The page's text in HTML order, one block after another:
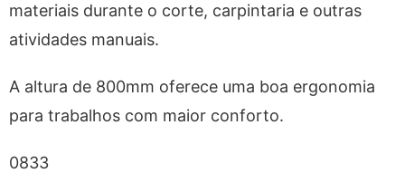
materiais durante o corte, carpintaria e outras
atividades manuais.
A altura de 800mm oferece uma boa ergonomia
para trabalhos com maior conforto.
0833